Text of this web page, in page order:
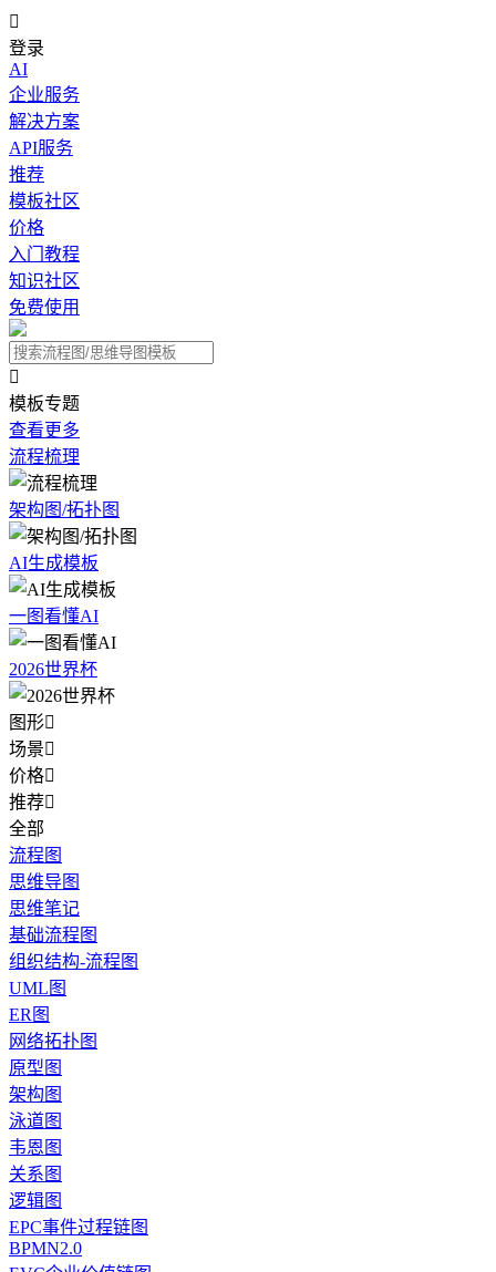

登录
AI
企业服务
解决方案
API服务
推荐
模板社区
价格
入门教程
知识社区
免费使用

模板专题
查看更多
流程梳理
架构图/拓扑图
AI生成模板
一图看懂AI
2026世界杯
图形
场景
价格
推荐
全部
流程图
思维导图
思维笔记
基础流程图
组织结构-流程图
UML图
ER图
网络拓扑图
原型图
架构图
泳道图
韦恩图
关系图
逻辑图
EPC事件过程链图
BPMN2.0